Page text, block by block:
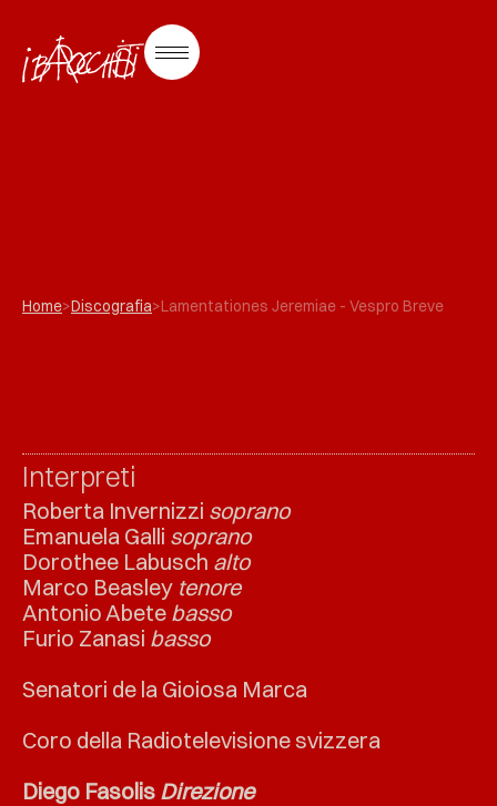
Home>Discografia>Lamentationes Jeremiae - Vespro Breve
Interpreti
Roberta Invernizzi soprano
Emanuela Galli soprano
Dorothee Labusch alto
Marco Beasley tenore
Antonio Abete basso
Furio Zanasi basso
Senatori de la Gioiosa Marca
Coro della Radiotelevisione svizzera
Diego Fasolis Direzione